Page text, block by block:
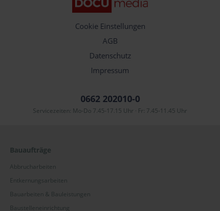
Cookie Einstellungen
AGB
Datenschutz
Impressum
0662 202010-0
Servicezeiten: Mo-Do 7.45-17.15 Uhr · Fr: 7.45-11.45 Uhr
Bauaufträge
Abbrucharbeiten
Entkernungsarbeiten
Bauarbeiten & Bauleistungen
Baustelleneinrichtung